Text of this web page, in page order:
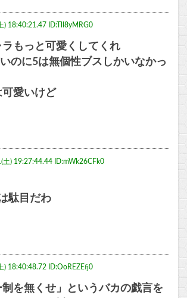
) 18:40:21.47 ID:Tll8yMRG0
もっと可愛くしてくれ
のに5は無個性ブスしかいなかっ
愛いけど
) 19:27:44.44 ID:mWk26CFk0
駄目だわ
) 18:40:48.72 ID:OoREZEfj0
制を無くせ」というバカの戯言を